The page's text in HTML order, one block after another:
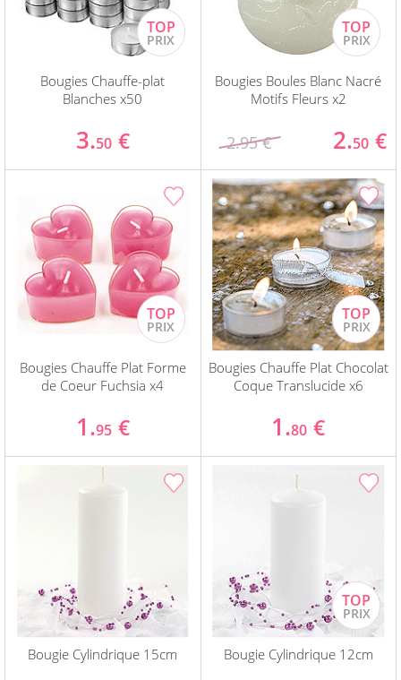
Bougies Chauffe-plat
Blanches x50
3.50 €
Bougies Boules Blanc Nacré
Motifs Fleurs x2
2.95 € 2.50 €
Bougies Chauffe Plat Forme
de Coeur Fuchsia x4
1.95 €
Bougies Chauffe Plat Chocolat
Coque Translucide x6
1.80 €
Bougie Cylindrique 15cm Bougie Cylindrique 12cm